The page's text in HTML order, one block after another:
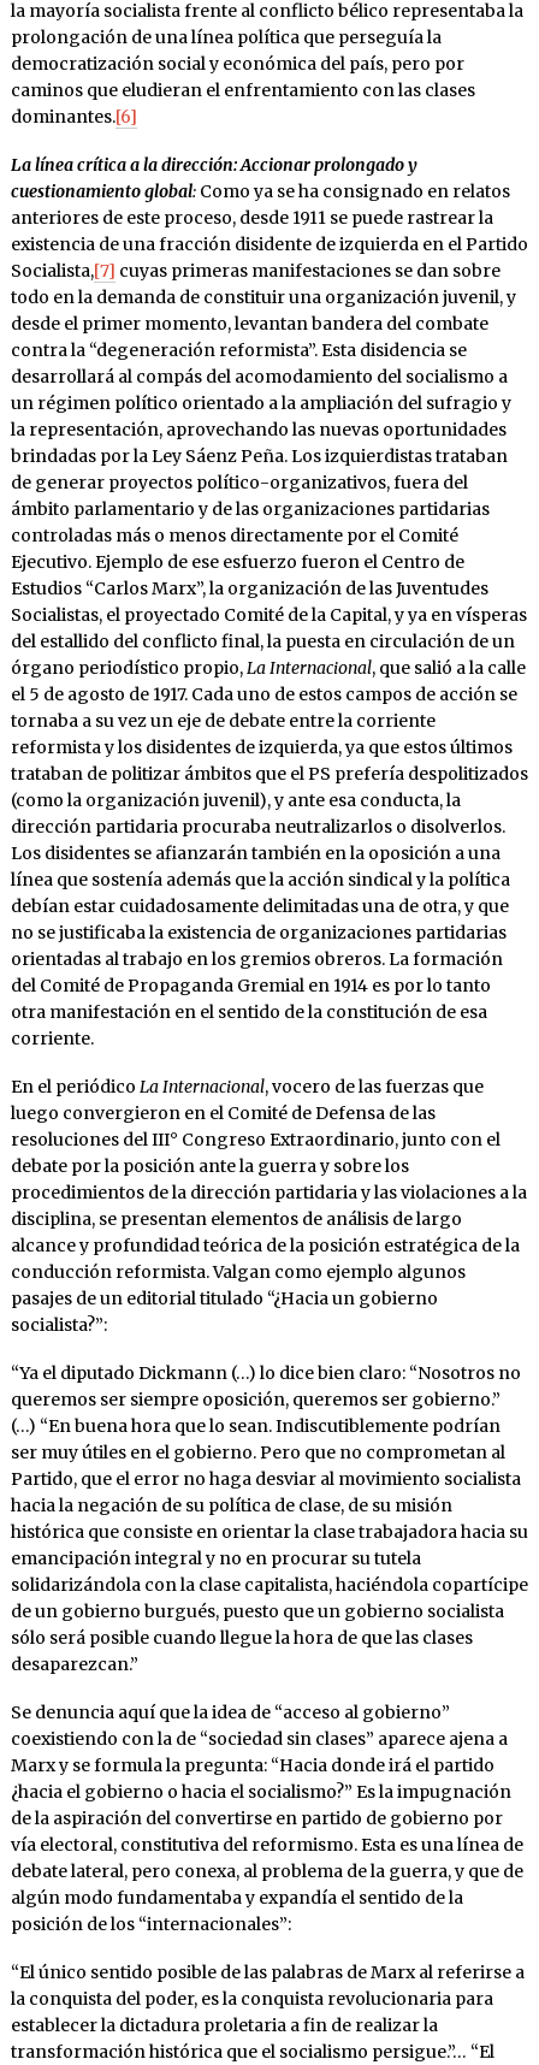
la mayoría socialista frente al conflicto bélico representaba la
prolongación de una línea política que perseguía la
democratización social y económica del país, pero por
caminos que eludieran el enfrentamiento con las clases
dominantes.[6]
La línea crítica a la dirección: Accionar prolongado y
cuestionamiento global: Como ya se ha consignado en relatos
anteriores de este proceso, desde 1911 se puede rastrear la
existencia de una fracción disidente de izquierda en el Partido
Socialista,[7] cuyas primeras manifestaciones se dan sobre
todo en la demanda de constituir una organización juvenil, y
desde el primer momento, levantan bandera del combate
contra la “degeneración reformista”. Esta disidencia se
desarrollará al compás del acomodamiento del socialismo a
un régimen político orientado a la ampliación del sufragio y
la representación, aprovechando las nuevas oportunidades
brindadas por la Ley Sáenz Peña. Los izquierdistas trataban
de generar proyectos político-organizativos, fuera del
ámbito parlamentario y de las organizaciones partidarias
controladas más o menos directamente por el Comité
Ejecutivo. Ejemplo de ese esfuerzo fueron el Centro de
Estudios “Carlos Marx”, la organización de las Juventudes
Socialistas, el proyectado Comité de la Capital, y ya en vísperas
del estallido del conflicto final, la puesta en circulación de un
órgano periodístico propio,La Internacional, que salió a la calle
el 5 de agosto de 1917. Cada uno de estos campos de acción se
tornaba a su vez un eje de debate entre la corriente
reformista y los disidentes de izquierda, ya que estos últimos
trataban de politizar ámbitos que el PS prefería despolitizados
(como la organización juvenil), y ante esa conducta, la
dirección partidaria procuraba neutralizarlos o disolverlos.
Los disidentes se afianzarán también en la oposición a una
línea que sostenía además que la acción sindical y la política
debían estar cuidadosamente delimitadas una de otra, y que
no se justificaba la existencia de organizaciones partidarias
orientadas al trabajo en los gremios obreros. La formación
del Comité de Propaganda Gremial en 1914 es por lo tanto
otra manifestación en el sentido de la constitución de esa
corriente.
En el periódico La Internacional, vocero de las fuerzas que
luego convergieron en el Comité de Defensa de las
resoluciones del III° Congreso Extraordinario, junto con el
debate por la posición ante la guerra y sobre los
procedimientos de la dirección partidaria y las violaciones a la
disciplina, se presentan elementos de análisis de largo
alcance y profundidad teórica de la posición estratégica de la
conducción reformista. Valgan como ejemplo algunos
pasajes de un editorial titulado “¿Hacia un gobierno
socialista?”:
“Ya el diputado Dickmann (…) lo dice bien claro: “Nosotros no
queremos ser siempre oposición, queremos ser gobierno.”
(…) “En buena hora que lo sean. Indiscutiblemente podrían
ser muy útiles en el gobierno. Pero que no comprometan al
Partido, que el error no haga desviar al movimiento socialista
hacia la negación de su política de clase, de su misión
histórica que consiste en orientar la clase trabajadora hacia su
emancipación integral y no en procurar su tutela
solidarizándola con la clase capitalista, haciéndola copartícipe
de un gobierno burgués, puesto que un gobierno socialista
sólo será posible cuando llegue la hora de que las clases
desaparezcan.”
Se denuncia aquí que la idea de “acceso al gobierno”
coexistiendo con la de “sociedad sin clases” aparece ajena a
Marx y se formula la pregunta: “Hacia donde irá el partido
¿hacia el gobierno o hacia el socialismo?” Es la impugnación
de la aspiración del convertirse en partido de gobierno por
vía electoral, constitutiva del reformismo. Esta es una línea de
debate lateral, pero conexa, al problema de la guerra, y que de
algún modo fundamentaba y expandía el sentido de la
posición de los “internacionales”:
“El único sentido posible de las palabras de Marx al referirse a
la conquista del poder, es la conquista revolucionaria para
establecer la dictadura proletaria a fin de realizar la
transformación histórica que el socialismo persigue.”… “El